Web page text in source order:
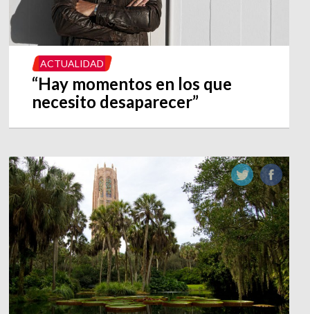
ACTUALIDAD
“Hay momentos en los que
necesito desaparecer”